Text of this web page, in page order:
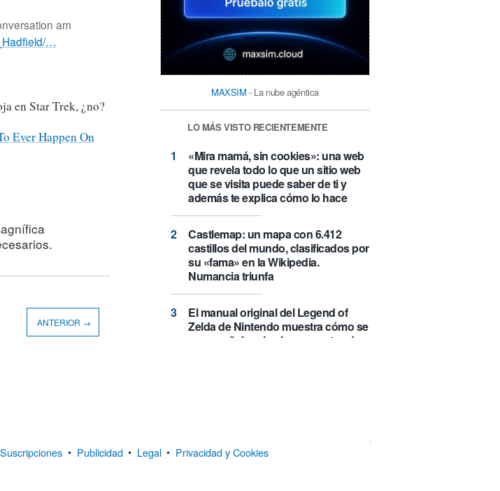
am
…
en Star Trek, ¿no?
Ever Happen On
MAXSIM - La nube agéntica
LO MÁS VISTO RECIENTEMENTE
«Mira mamá, sin cookies»: una web
que revela todo lo que un sitio web
que se visita puede saber de ti y
además te explica cómo lo hace
Castlemap: un mapa con 6.412
castillos del mundo, clasificados por
su «fama» en la Wikipedia.
Numancia triunfa
El manual original del Legend of
Zelda de Nintendo muestra cómo se
acompañaban los juegos antes de
un vuelo de récord de 24 horas y
ANTERIOR →
Suscripciones • Publicidad • Legal • Privacidad y Cookies